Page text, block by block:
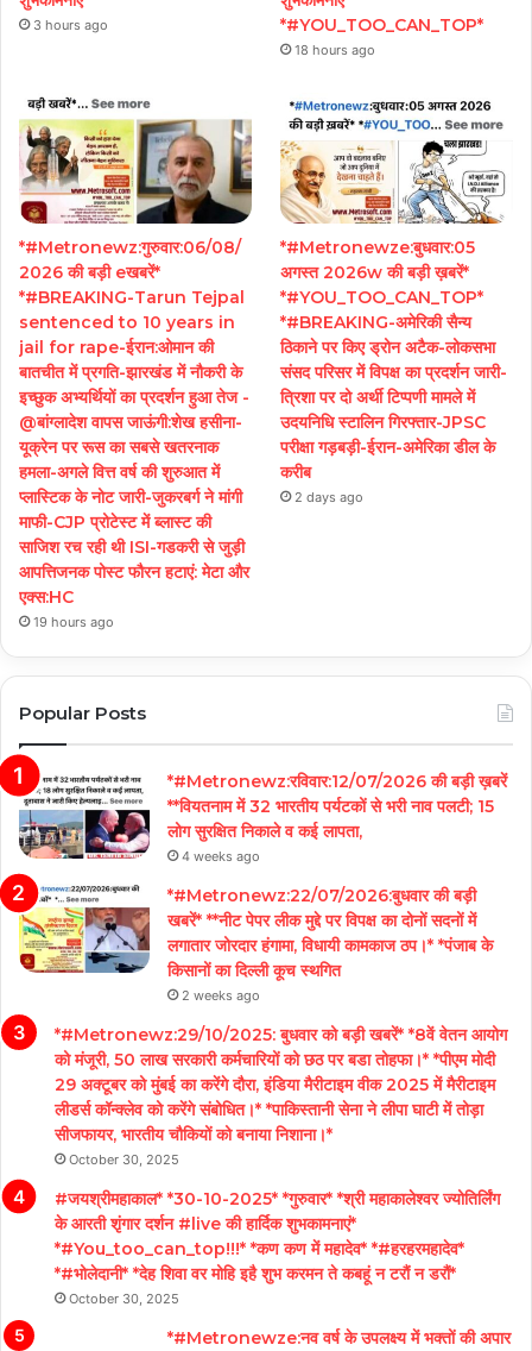
3 hours ago
*#YOU_TOO_CAN_TOP*
18 hours ago
*#Metronewz:गुरुवार:06/08/
2026 की बड़ी eखबरें*
*#BREAKING-Tarun Tejpal
sentenced to 10 years in
jail for rape-ईरान:ओमान की
बातचीत में प्रगति-झारखंड में नौकरी के
इच्छुक अभ्यर्थियों का प्रदर्शन हुआ तेज -
@बांग्लादेश वापस जाऊंगी:शेख हसीना-
यूक्रेन पर रूस का सबसे खतरनाक
हमला-अगले वित्त वर्ष की शुरुआत में
प्लास्टिक के नोट जारी-जुकरबर्ग ने मांगी
माफी-CJP प्रोटेस्ट में ब्लास्ट की
साजिश रच रही थी ISI-गडकरी से जुड़ी
आपत्तिजनक पोस्ट फौरन हटाएं: मेटा और
एक्स:HC
19 hours ago
*#Metronewze:बुधवार:05
अगस्त 2026w की बड़ी ख़बरें*
*#YOU_TOO_CAN_TOP*
*#BREAKING-अमेरिकी सैन्य
ठिकाने पर किए ड्रोन अटैक-लोकसभा
संसद परिसर में विपक्ष का प्रदर्शन जारी-
त्रिशा पर दो अर्थी टिप्पणी मामले में
उदयनिधि स्टालिन गिरफ्तार-JPSC
परीक्षा गड़बड़ी-ईरान-अमेरिका डील के
करीब
2 days ago
Popular Posts
*#Metronewz:रविवार:12/07/2026 की बड़ी ख़बरें
**वियतनाम में 32 भारतीय पर्यटकों से भरी नाव पलटी; 15
लोग सुरक्षित निकाले व कई लापता,
4 weeks ago
*#Metronewz:22/07/2026:बुधवार की बड़ी
खबरें* **नीट पेपर लीक मुद्दे पर विपक्ष का दोनों सदनों में
लगातार जोरदार हंगामा, विधायी कामकाज ठप।* *पंजाब के
किसानों का दिल्ली कूच स्थगित
2 weeks ago
*#Metronewz:29/10/2025: बुधवार को बड़ी खबरें* *8वें वेतन आयोग
को मंजूरी, 50 लाख सरकारी कर्मचारियों को छठ पर बडा तोहफा।* *पीएम मोदी
29 अक्टूबर को मुंबई का करेंगे दौरा, इंडिया मैरीटाइम वीक 2025 में मैरीटाइम
लीडर्स कॉन्क्लेव को करेंगे संबोधित।* *पाकिस्तानी सेना ने लीपा घाटी में तोड़ा
सीजफायर, भारतीय चौकियों को बनाया निशाना।*
October 30, 2025
#जयश्रीमहाकाल* *30-10-2025* *गुरुवार* *श्री महाकालेश्वर ज्योतिर्लिंग
के आरती शृंगार दर्शन #live की हार्दिक शुभकामनाएं*
*#You_too_can_top!!!* *कण कण में महादेव* *#हरहरमहादेव*
*#भोलेदानी* *देह शिवा वर मोहि इहै शुभ करमन ते कबहूं न टरौं न डरौं*
October 30, 2025
*#Metronewze:नव वर्ष के उपलक्ष्य में भक्तों की अपार